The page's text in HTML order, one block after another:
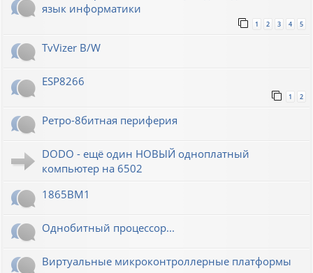
язык информатики
1 2 3 4 5
TvVizer B/W
ESP8266
1 2
Ретро-8битная периферия
DODO - ещё один НОВЫЙ одноплатный
компьютер на 6502
1865ВМ1
Однобитный процессор...
Виртуальные микроконтроллерные платформы